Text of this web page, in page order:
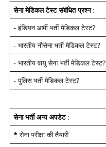
सेना मेडिकल टेस्ट संबंधित प्रश्न:-
- इंडियन आर्मी भर्ती मेडिकल टेस्ट?
- भारतीय नौसेना भर्ती मेडिकल टेस्ट?
- भारतीय वायु सेना भर्ती मेडिकल टेस्ट?
- पुलिस भर्ती मेडिकल टेस्ट?
सेना भर्ती अन्य अपडेट:-
* सेना परीक्षा की तैयारी